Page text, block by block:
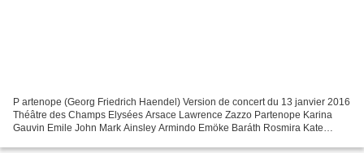
P artenope (Georg Friedrich Haendel) Version de concert du 13 janvier 2016
Théâtre des Champs Elysées Arsace Lawrence Zazzo Partenope Karina
Gauvin Emile John Mark Ainsley Armindo Emöke Baráth Rosmira Kate